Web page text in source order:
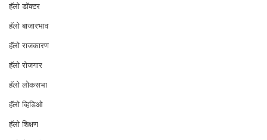
हॅलो डॉक्टर
हॅलो बाजारभाव
हॅलो राजकारण
⁠हॅलो रोजगार
हॅलो लोकसभा
⁠हॅलो व्हिडिओ
हॅलो शिक्षण